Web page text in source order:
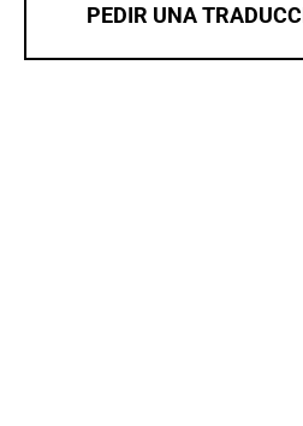
PEDIR UNA